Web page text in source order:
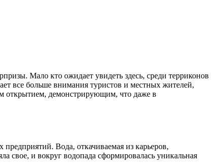
все больше внимания туристов и местных жителей,
открытием, демонстрирующим, что даже в
Вода, откачиваемая из карьеров,
свое, и вокруг водопада сформировалась уникальная